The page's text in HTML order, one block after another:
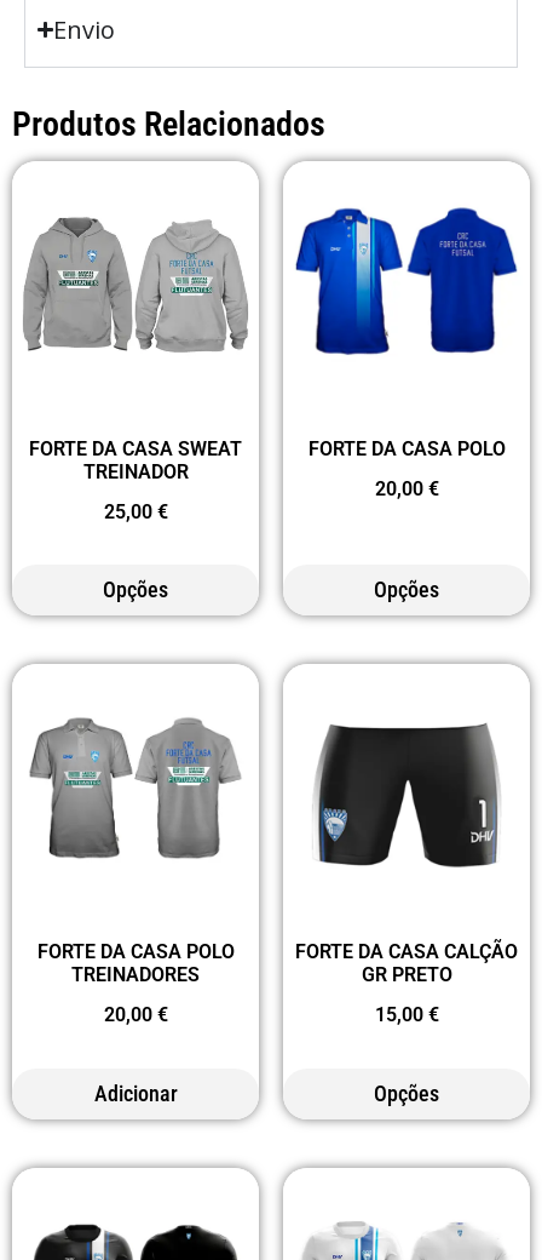
Envio
Produtos Relacionados
FORTE DA CASA SWEAT
TREINADOR
25,00 €
Opções
FORTE DA CASA POLO
20,00 €
Opções
FORTE DA CASA POLO
TREINADORES
20,00 €
Adicionar
FORTE DA CASA CALÇÃO
GR PRETO
15,00 €
Opções